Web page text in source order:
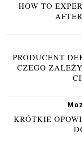
HOW TO
PRODUCENT
CZEGO
KRÓTKIE